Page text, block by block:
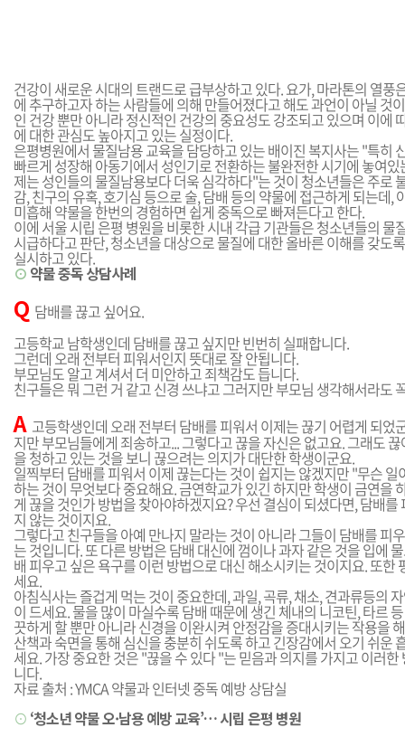
건강이 새로운 시대의 트랜드로 급부상하고 있다. 요가, 마라톤의 열풍
에 추구하고자 하는 사람들에 의해 만들어졌다고 해도 과언이 아닐 것
인 건강 뿐만 아니라 정신적인 건강의 중요성도 강조되고 있으며 이에
에 대한 관심도 높아지고 있는 실정이다.
은평병원에서 물질남용 교육을 담당하고 있는 배이진 복지사는 "특히
빠르게 성장해 아동기에서 성인기로 전환하는 불완전한 시기에 놓여
제는 성인들의 물질남용보다 더욱 심각하다"는 것이 청소년들은 주로
감, 친구의 유혹, 호기심 등으로 술, 담배 등의 약물에 접근하게 되는데,
미흡해 약물을 한번의 경험하면 쉽게 중독으로 빠져든다고 한다.
이에 서울 시립 은평 병원을 비롯한 시내 각급 기관들은 청소년들의 물
시급하다고 판단, 청소년을 대상으로 물질에 대한 올바른 이해를 갖도
실시하고 있다.
⊙ 약물 중독 상담사례
Q 담배를 끊고 싶어요.
고등학교 남학생인데 담배를 끊고 싶지만 빈번히 실패합니다.
그런데 오래 전부터 피워서인지 뜻대로 잘 안됩니다.
부모님도 알고 계셔서 더 미안하고 죄책감도 듭니다.
친구들은 뭐 그런 거 같고 신경 쓰냐고 그러지만 부모님 생각해서라도
A 고등학생인데 오래 전부터 담배를 피워서 이제는 끊기 어렵게 되었
지만 부모님들에게 죄송하고... 그렇다고 끊을 자신은 없고요. 그래도
을 청하고 있는 것을 보니 끊으려는 의지가 대단한 학생이군요.
일찍부터 담배를 피워서 이제 끊는다는 것이 쉽지는 않겠지만 "무슨
하는 것이 무엇보다 중요해요. 금연학교가 있긴 하지만 학생이 금연을
게 끊을 것인가 방법을 찾아야하겠지요? 우선 결심이 되셨다면, 담배
지 않는 것이지요.
그렇다고 친구들을 아예 만나지 말라는 것이 아니라 그들이 담배를 피
는 것입니다. 또 다른 방법은 담배 대신에 껌이나 과자 같은 것을 입에
배 피우고 싶은 욕구를 이런 방법으로 대신 해소시키는 것이지요. 또한
세요.
아침식사는 즐겁게 먹는 것이 중요한데, 과일, 곡류, 채소, 견과류등의
이 드세요. 물을 많이 마실수록 담배 때문에 생긴 체내의 니코틴, 타르
끗하게 할 뿐만 아니라 신경을 이완시켜 안정감을 증대시키는 작용을
산책과 숙면을 통해 심신을 충분히 쉬도록 하고 긴장감에서 오기 쉬운
세요. 가장 중요한 것은 "끊을 수 있다 "는 믿음과 의지를 가지고 이러
니다.
자료 출처 : YMCA 약물과 인터넷 중독 예방 상담실
⊙ ‘청소년 약물 오·남용 예방 교육’… 시립 은평 병원